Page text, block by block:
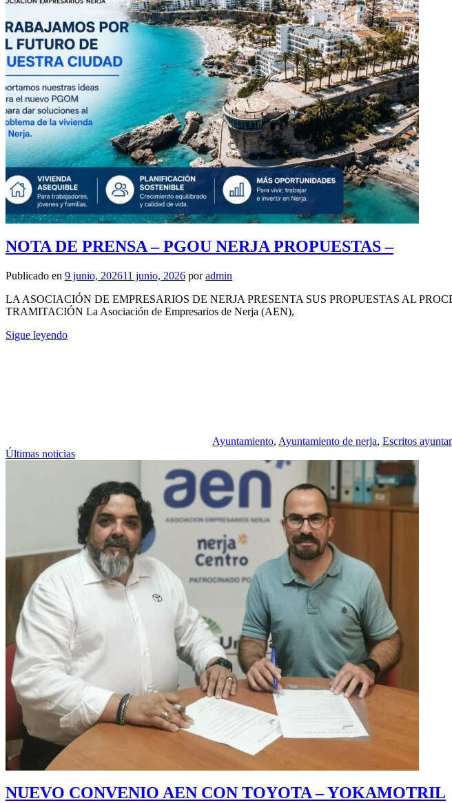
NOTA DE PRENSA – PGOU NERJA PROPUESTAS –
Publicado en 9 junio, 202611 junio, 2026 poradmin
LA ASOCIACIÓN DE EMPRESARIOS DE NERJA PRESENTA SUS PROPUESTAS AL
TRAMITACIÓN La Asociación de Empresarios de Nerja (AEN),
Sigue leyendo
Ayuntamiento, Ayuntamiento de nerja, Escritos
Últimas noticias
NUEVO CONVENIO AEN CON TOYOTA – YOKAMOTRIL